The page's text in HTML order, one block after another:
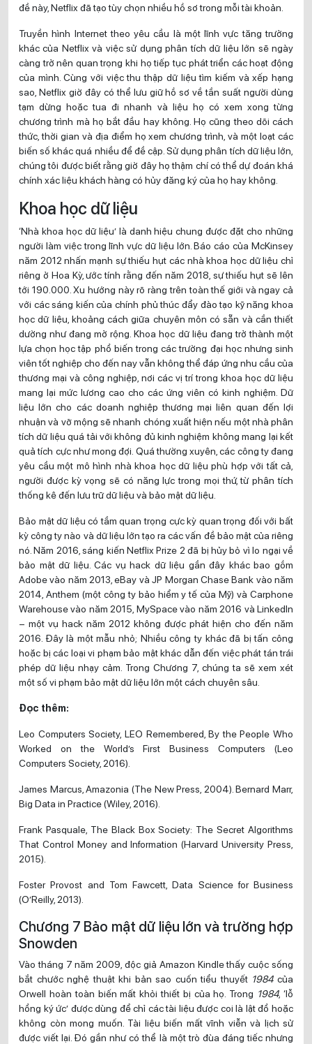
đề này, Netflix đã tạo tùy chọn nhiều hồ sơ trong mỗi tài khoản.
Truyền hình Internet theo yêu cầu là một lĩnh vực tăng trưởng
khác của Netflix và việc sử dụng phân tích dữ liệu lớn sẽ ngày
càng trở nên quan trọng khi họ tiếp tục phát triển các hoạt động
của mình. Cùng với việc thu thập dữ liệu tìm kiếm và xếp hạng
sao, Netflix giờ đây có thể lưu giữ hồ sơ về tần suất người dùng
tạm dừng hoặc tua đi nhanh và liệu họ có xem xong từng
chương trình mà họ bắt đầu hay không. Họ cũng theo dõi cách
thức, thời gian và địa điểm họ xem chương trình, và một loạt các
biến số khác quá nhiều để đề cập. Sử dụng phân tích dữ liệu lớn,
chúng tôi được biết rằng giờ đây họ thậm chí có thể dự đoán khá
chính xác liệu khách hàng có hủy đăng ký của họ hay không.
Khoa học dữ liệu
‘Nhà khoa học dữ liệu’ là danh hiệu chung được đặt cho những
người làm việc trong lĩnh vực dữ liệu lớn. Báo cáo của McKinsey
năm 2012 nhấn mạnh sự thiếu hụt các nhà khoa học dữ liệu chỉ
riêng ở Hoa Kỳ, ước tính rằng đến năm 2018, sự thiếu hụt sẽ lên
tới 190.000. Xu hướng này rõ ràng trên toàn thế giới và ngay cả
với các sáng kiến của chính phủ thúc đẩy đào tạo kỹ năng khoa
học dữ liệu, khoảng cách giữa chuyên môn có sẵn và cần thiết
dường như đang mở rộng. Khoa học dữ liệu đang trở thành một
lựa chọn học tập phổ biến trong các trường đại học nhưng sinh
viên tốt nghiệp cho đến nay vẫn không thể đáp ứng nhu cầu của
thương mại và công nghiệp, nơi các vị trí trong khoa học dữ liệu
mang lại mức lương cao cho các ứng viên có kinh nghiệm. Dữ
liệu lớn cho các doanh nghiệp thương mại liên quan đến lợi
nhuận và vỡ mộng sẽ nhanh chóng xuất hiện nếu một nhà phân
tích dữ liệu quá tải với không đủ kinh nghiệm không mang lại kết
quả tích cực như mong đợi. Quá thường xuyên, các công ty đang
yêu cầu một mô hình nhà khoa học dữ liệu phù hợp với tất cả,
người được kỳ vọng sẽ có năng lực trong mọi thứ, từ phân tích
thống kê đến lưu trữ dữ liệu và bảo mật dữ liệu.
Bảo mật dữ liệu có tầm quan trọng cực kỳ quan trọng đối với bất
kỳ công ty nào và dữ liệu lớn tạo ra các vấn đề bảo mật của riêng
nó. Năm 2016, sáng kiến Netflix Prize 2 đã bị hủy bỏ vì lo ngại về
bảo mật dữ liệu. Các vụ hack dữ liệu gần đây khác bao gồm
Adobe vào năm 2013, eBay và JP Morgan Chase Bank vào năm
2014, Anthem (một công ty bảo hiểm y tế của Mỹ) và Carphone
Warehouse vào năm 2015, MySpace vào năm 2016 và LinkedIn
– một vụ hack năm 2012 không được phát hiện cho đến năm
2016. Đây là một mẫu nhỏ; Nhiều công ty khác đã bị tấn công
hoặc bị các loại vi phạm bảo mật khác dẫn đến việc phát tán trái
phép dữ liệu nhạy cảm. Trong Chương 7, chúng ta sẽ xem xét
một số vi phạm bảo mật dữ liệu lớn một cách chuyên sâu.
Đọc thêm:
Leo Computers Society, LEO Remembered, By the People Who
Worked on the World’s First Business Computers (Leo
Computers Society, 2016).
James Marcus, Amazonia (The New Press, 2004). Bernard Marr,
Big Data in Practice (Wiley, 2016).
Frank Pasquale, The Black Box Society: The Secret Algorithms
That Control Money and Information (Harvard University Press,
2015).
Foster Provost and Tom Fawcett, Data Science for Business
(O’Reilly, 2013).
Chương 7 Bảo mật dữ liệu lớn và trường hợp
Snowden
Vào tháng 7 năm 2009, độc giả Amazon Kindle thấy cuộc sống
bắt chước nghệ thuật khi bản sao cuốn tiểu thuyết 1984của
Orwell hoàn toàn biến mất khỏi thiết bị của họ. Trong 1984, ‘lỗ
hổng ký ức’ được dùng để chỉ các tài liệu được coi là lật đổ hoặc
không còn mong muốn. Tài liệu biến mất vĩnh viễn và lịch sử
được viết lại. Đó gần như có thể là một trò đùa đáng tiếc nhưng